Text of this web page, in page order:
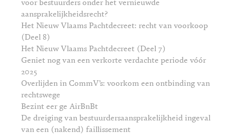
voor bestuurders onder het vernieuwde
aansprakelijkheidsrecht?
Het Nieuw Vlaams Pachtdecreet: recht van voorkoop
(Deel 8)
Het Nieuw Vlaams Pachtdecreet (Deel 7)
Geniet nog van een verkorte verdachte periode vóór
2025
Overlijden in CommV’s: voorkom een ontbinding van
rechtswege
Bezint eer ge AirBnBt
De dreiging van bestuurdersaansprakelijkheid ingeval
van een (nakend) faillissement